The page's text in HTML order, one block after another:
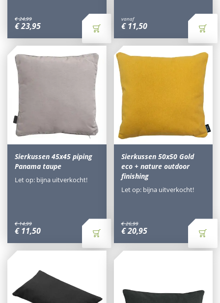
€ 24,99
€23,95
vanaf
€ 11,50
Sierkussen 45x45 piping
Panama taupe
€ 14,99
€ 11,50
Let op: bijna uitverkocht!
Sierkussen 50x50 Gold
eco + nature outdoor
finishing
€ 26,99
€20,95
Let op: bijna uitverkocht!